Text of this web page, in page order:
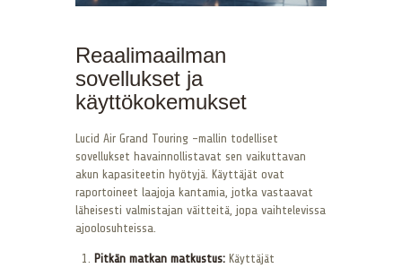
Reaalimaailman
sovellukset ja
käyttökokemukset
Lucid Air Grand Touring -mallin todelliset
sovellukset havainnollistavat sen vaikuttavan
akun kapasiteetin hyötyjä. Käyttäjät ovat
raportoineet laajoja kantamia, jotka vastaavat
läheisesti valmistajan väitteitä, jopa vaihtelevissa
ajoolosuhteissa.
Pitkän matkan matkustus: Käyttäjät